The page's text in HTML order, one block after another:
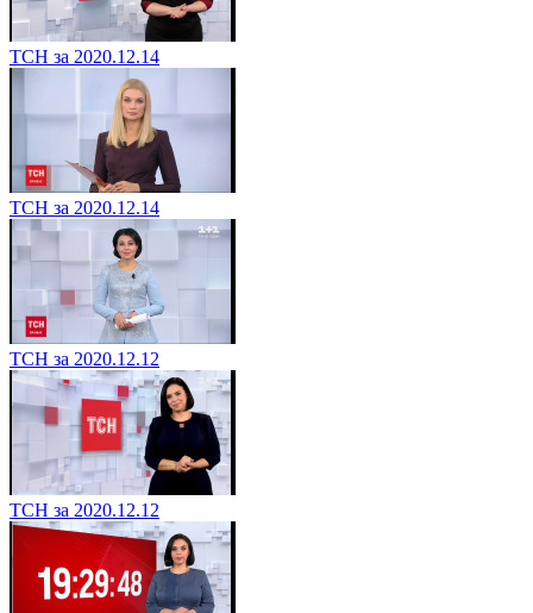
ТСН за 2020.12.14
ТСН за 2020.12.14
ТСН за 2020.12.12
ТСН за 2020.12.12